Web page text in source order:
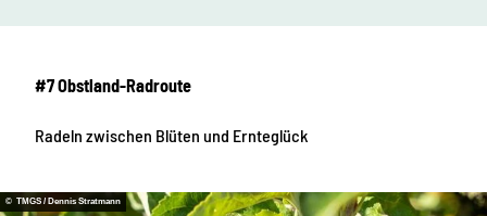
#7 Obstland-Radroute
Radeln zwischen Blüten und Ernteglück
© TMGS / Dennis Stratmann